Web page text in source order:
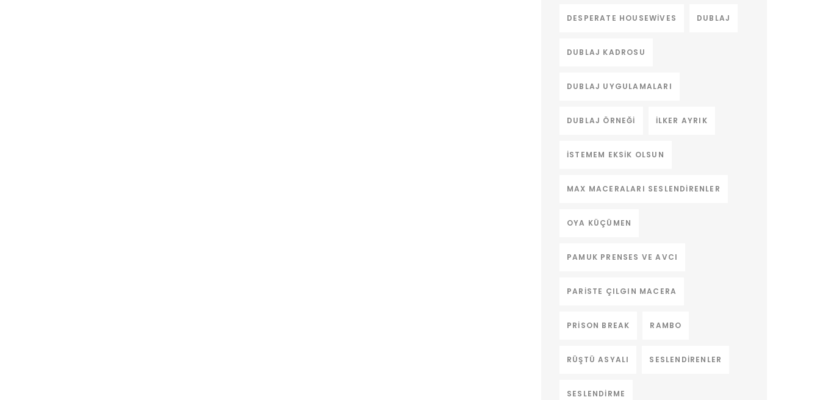
DESPERATE HOUSEWIVES DUBLAJ
DUBLAJ KADROSU
DUBLAJ UYGULAMALARI
DUBLAJ ÖRNEĞI ILKER AYRIK
ISTEMEM EKSIK OLSUN
MAX MACERALARI SESLENDIRENLER
OYA KÜÇÜMEN
PAMUK PRENSES VE AVCI
PARISTE ÇILGIN MACERA
PRISON BREAK RAMBO
RÜŞTÜ ASYALI SESLENDIRENLER
SESLENDIRME